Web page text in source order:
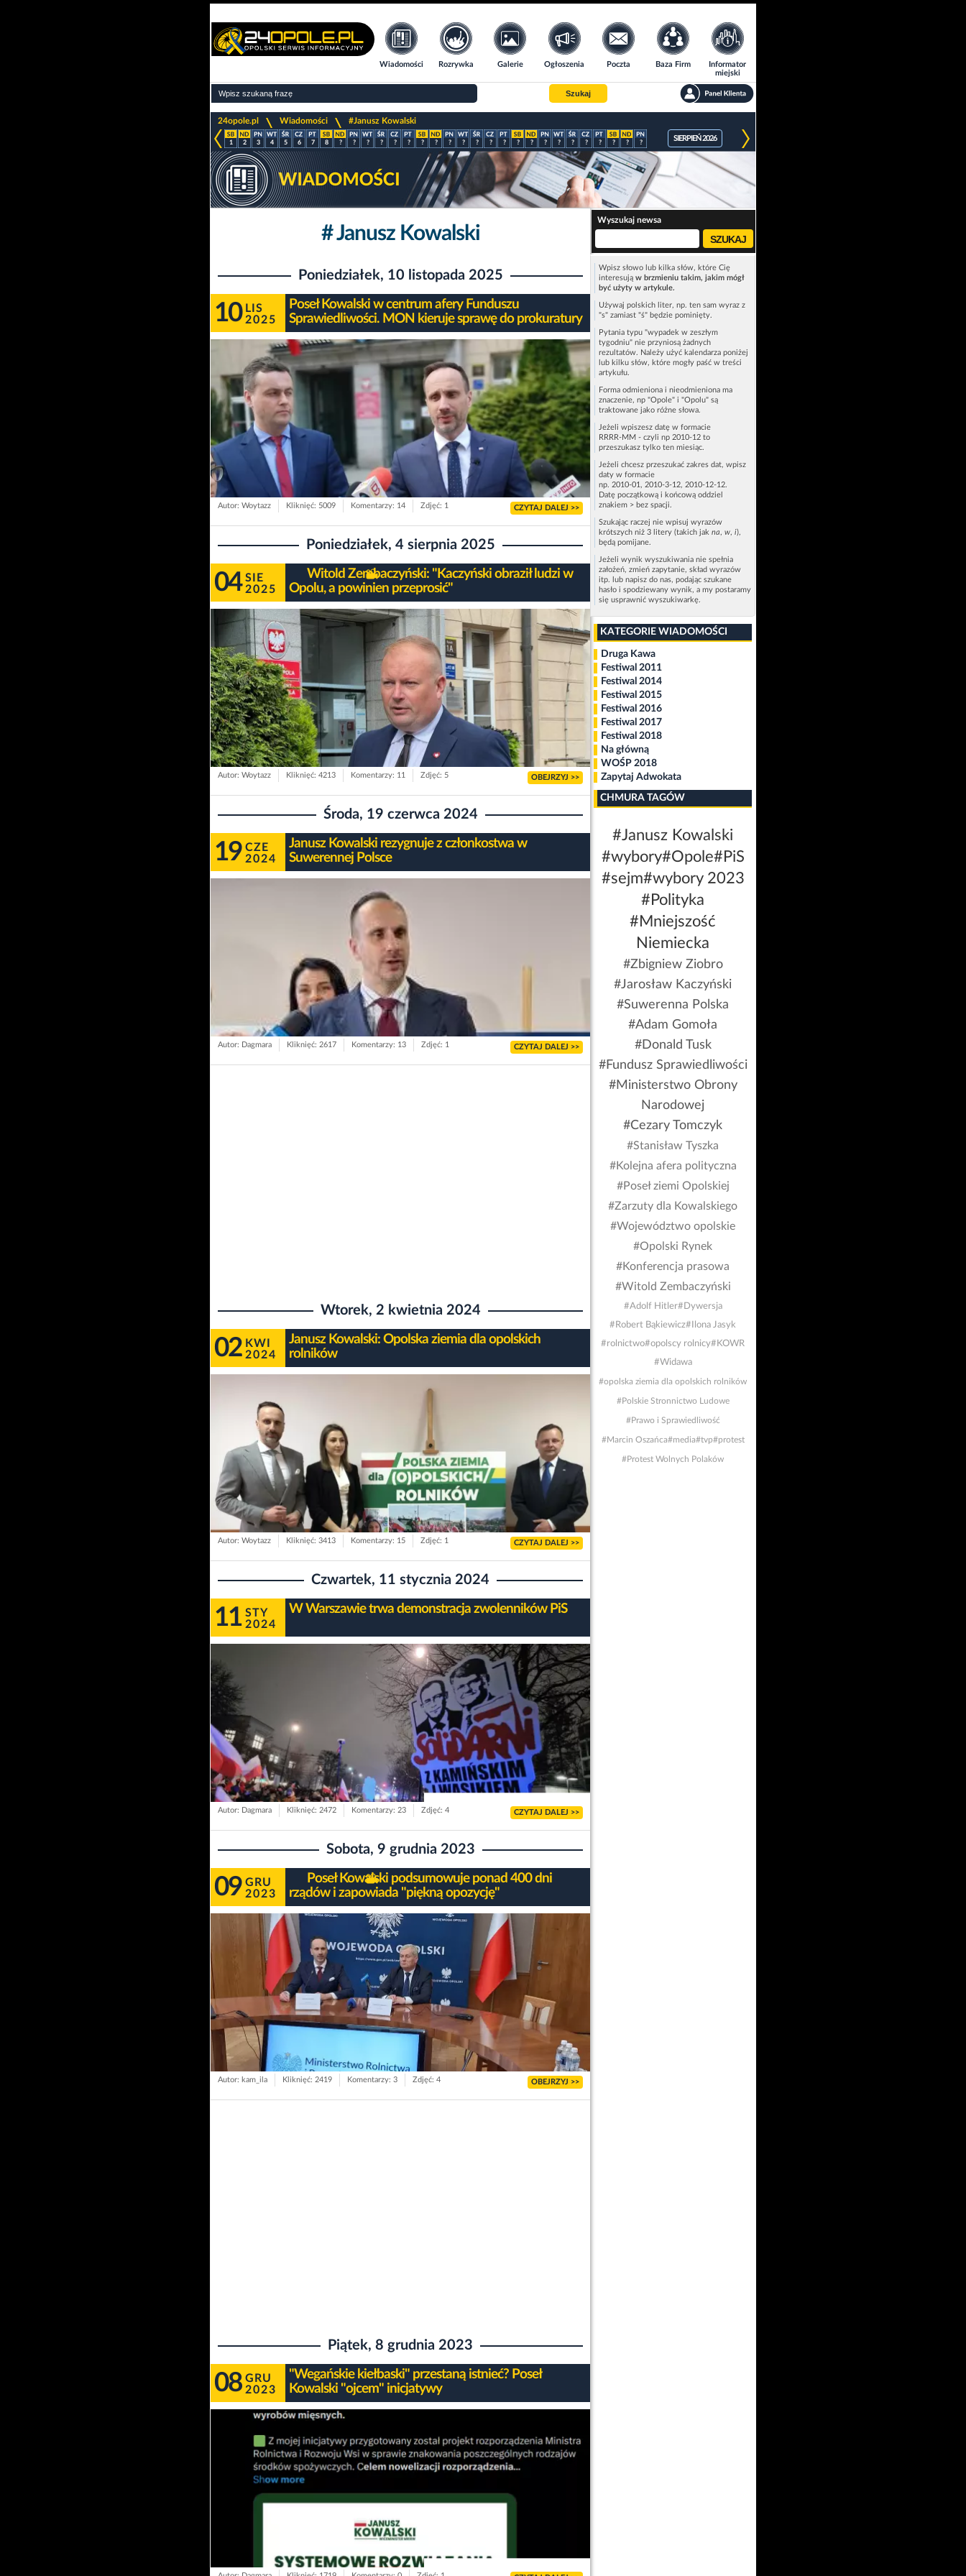
Wiadomości Rozrywka Galerie Ogłoszenia Poczta Baza Firm
Informator
miejski
Szukaj
24opole.pl
>
Wiadomości
>
#Janusz Kowalski
1 2 3 4 5 6 7 8 ? ? ? ? ? ? ? ? ? ? ? ? ? ? ? ? ? ? ? ? ? ? ?
SIERPIEŃ 2026
# Janusz Kowalski
Poniedziałek, 10 listopada 2025
10 LIS
2025
Poseł Kowalski w centrum afery Funduszu
Sprawiedliwości. MON kieruje sprawę do prokuratury
Autor: Woytazz Kliknięć: 5009 Komentarzy: 14 Zdjęć: 1 CZYTAJ DALEJ >>
Poniedziałek, 4 sierpnia 2025
04 SIE
2025
Witold Zembaczyński: "Kaczyński obraził ludzi w
Opolu, a powinien przeprosić"
Autor: Woytazz Kliknięć: 4213 Komentarzy: 11 Zdjęć: 5 OBEJRZYJ >>
Środa, 19 czerwca 2024
19 CZE
2024
Janusz Kowalski rezygnuje z członkostwa w
Suwerennej Polsce
Autor: Dagmara Kliknięć: 2617 Komentarzy: 13 Zdjęć: 1 CZYTAJ DALEJ >>
Wtorek, 2 kwietnia 2024
02 KWI
2024
Janusz Kowalski: Opolska ziemia dla opolskich
rolników
Autor: Woytazz Kliknięć: 3413 Komentarzy: 15 Zdjęć: 1 CZYTAJ DALEJ >>
Czwartek, 11 stycznia 2024
11 STY
2024
W Warszawie trwa demonstracja zwolenników PiS
Autor: Dagmara Kliknięć: 2472 Komentarzy: 23 Zdjęć: 4 CZYTAJ DALEJ >>
Sobota, 9 grudnia 2023
09 GRU
2023
Poseł Kowalski podsumowuje ponad 400 dni
rządów i zapowiada "piękną opozycję"
Autor: kam_ila Kliknięć: 2419 Komentarzy: 3 Zdjęć: 4 OBEJRZYJ >>
Piątek, 8 grudnia 2023
08 GRU
2023
"Wegańskie kiełbaski" przestaną istnieć? Poseł
Kowalski "ojcem" inicjatywy
Wyszukaj newsa
Wpisz słowo lub kilka słów, które Cię
interesują w brzmieniu takim, jakim mógł
być użyty w artykule.
Używaj polskich liter, np. ten sam wyraz z
"s" zamiast "ś" będzie pominięty.
Pytania typu "wypadek w zeszłym
tygodniu" nie przyniosą żadnych
rezultatów. Należy użyć kalendarza poniżej
lub kilku słów, które mogły paść w treści
artykułu.
Forma odmieniona i nieodmieniona ma
znaczenie, np "Opole" i "Opolu" są
traktowane jako różne słowa.
Jeżeli wpiszesz datę w formacie
RRRR-MM - czyli np 2010-12 to
przeszukasz tylko ten miesiąc.
Jeżeli chcesz przeszukać zakres dat, wpisz
daty w formacie
np. 2010-01, 2010-3-12, 2010-12-12.
Datę początkową i końcową oddziel
znakiem > bez spacji.
Szukając raczej nie wpisuj wyrazów
krótszych niż 3 litery (takich jak na, w, i),
będą pomijane.
Jeżeli wynik wyszukiwania nie spełnia
założeń, zmień zapytanie, skład wyrazów
itp. lub napisz do nas, podając szukane
hasło i spodziewany wynik, a my postaramy
się usprawnić wyszukiwarkę.
KATEGORIE WIADOMOŚCI
Druga Kawa
Festiwal 2011
Festiwal 2014
Festiwal 2015
Festiwal 2016
Festiwal 2017
Festiwal 2018
Na główną
WOŚP 2018
Zapytaj Adwokata
CHMURA TAGÓW
#Janusz Kowalski
#wybory#Opole#PiS
#sejm#wybory 2023
#Polityka
#Mniejszość
Niemiecka
#Zbigniew Ziobro
#Jarosław Kaczyński
#Suwerenna Polska
#Adam Gomoła
#Donald Tusk
#Fundusz Sprawiedliwości
#Ministerstwo Obrony
Narodowej
#Cezary Tomczyk
#Stanisław Tyszka
#Kolejna afera polityczna
#Poseł ziemi Opolskiej
#Zarzuty dla Kowalskiego
#Województwo opolskie
#Opolski Rynek
#Konferencja prasowa
#Witold Zembaczyński
#Adolf Hitler#Dywersja
#Robert Bąkiewicz#Ilona Jasyk
#rolnictwo#opolscy rolnicy#KOWR
#Widawa
#opolska ziemia dla opolskich rolników
#Polskie Stronnictwo Ludowe
#Prawo i Sprawiedliwość
#Marcin Oszańca#media#tvp#protest
#Protest Wolnych Polaków